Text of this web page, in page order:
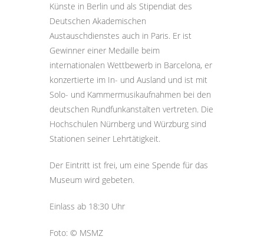
Künste in Berlin und als Stipendiat des
Deutschen Akademischen
Austauschdienstes auch in Paris. Er ist
Gewinner einer Medaille beim
internationalen Wettbewerb in Barcelona, er
konzertierte im In- und Ausland und ist mit
Solo- und Kammermusikaufnahmen bei den
deutschen Rundfunkanstalten vertreten. Die
Hochschulen Nürnberg und Würzburg sind
Stationen seiner Lehrtätigkeit.
Der Eintritt ist frei, um eine Spende für das
Museum wird gebeten.
Einlass ab 18:30 Uhr
Foto: © MSMZ